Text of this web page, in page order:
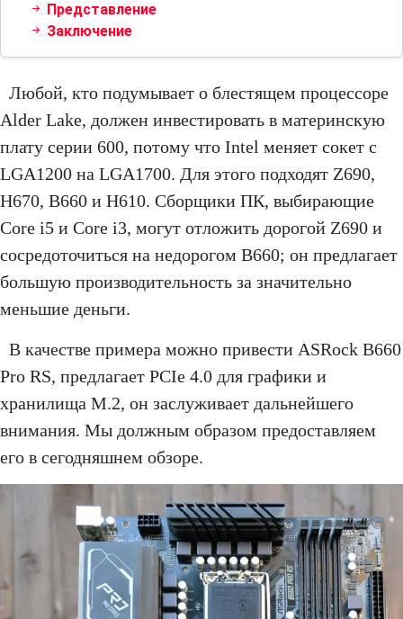
Представление
Заключение
Любой, кто подумывает о блестящем процессоре
Alder Lake, должен инвестировать в материнскую
плату серии 600, потому что Intel меняет сокет с
LGA1200 на LGA1700. Для этого подходят Z690,
H670, B660 и H610. Сборщики ПК, выбирающие
Core i5 и Core i3, могут отложить дорогой Z690 и
сосредоточиться на недорогом B660; он предлагает
большую производительность за значительно
меньшие деньги.
В качестве примера можно привести ASRock B660
Pro RS, предлагает PCIe 4.0 для графики и
хранилища M.2, он заслуживает дальнейшего
внимания. Мы должным образом предоставляем
его в сегодняшнем обзоре.